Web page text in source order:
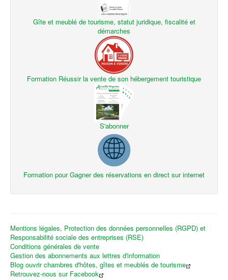
Gîte et meublé de tourisme, statut juridique, fiscalité et
démarches
Formation Réussir la vente de son hébergement touristique
S'abonner
Formation pour Gagner des réservations en direct sur internet
Mentions légales, Protection des données personnelles (RGPD) et
Responsabilité sociale des entreprises (RSE)
Conditions générales de vente
Gestion des abonnements aux lettres d'information
Blog ouvrir chambres d'hôtes, gîtes et meublés de tourisme
Retrouvez-nous sur Facebook